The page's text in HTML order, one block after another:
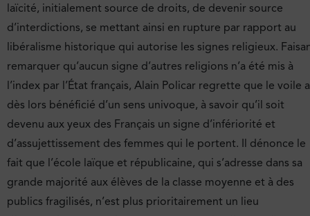
laïcité, initialement source de droits, de devenir source
d’interdictions, se mettant ainsi en rupture par rapport au
libéralisme historique qui autorise les signes religieux.
remarquer qu’aucun signe d’autres religions n’a été mis à
l’index par l’État français, Alain Policar regrette que le voile
dès lors bénéficié d’un sens univoque, à savoir qu’il soit
devenu aux yeux des Français un signe d’infériorité et
d’assujettissement des femmes qui le portent. Il dénonce le
fait que l’école laïque et républicaine, qui s’adresse dans sa
grande majorité aux élèves de la classe moyenne et à des
publics fragilisés, n’est plus prioritairement un lieu